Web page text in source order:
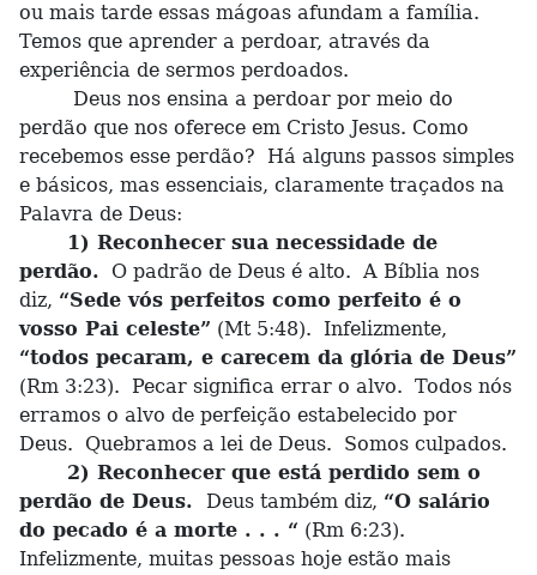
ou mais tarde essas mágoas afundam a família.
Temos que aprender a perdoar, através da
experiência de sermos perdoados.
Deus nos ensina a perdoar por meio do
perdão que nos oferece em Cristo Jesus. Como
recebemos esse perdão? Há alguns passos simples
e básicos, mas essenciais, claramente traçados na
Palavra de Deus:
1) Reconhecer sua necessidade de
perdão. O padrão de Deus é alto. A Bíblia nos
diz, “Sede vós perfeitos como perfeito é o
vosso Pai celeste” (Mt 5:48). Infelizmente,
“todos pecaram, e carecem da glória de Deus”
(Rm 3:23). Pecar significa errar o alvo. Todos nós
erramos o alvo de perfeição estabelecido por
Deus. Quebramos a lei de Deus. Somos culpados.
2) Reconhecer que está perdido sem o
perdão de Deus.
Deus também diz, “O salário
do pecado é a morte . . . “ (Rm 6:23).
Infelizmente, muitas pessoas hoje estão mais